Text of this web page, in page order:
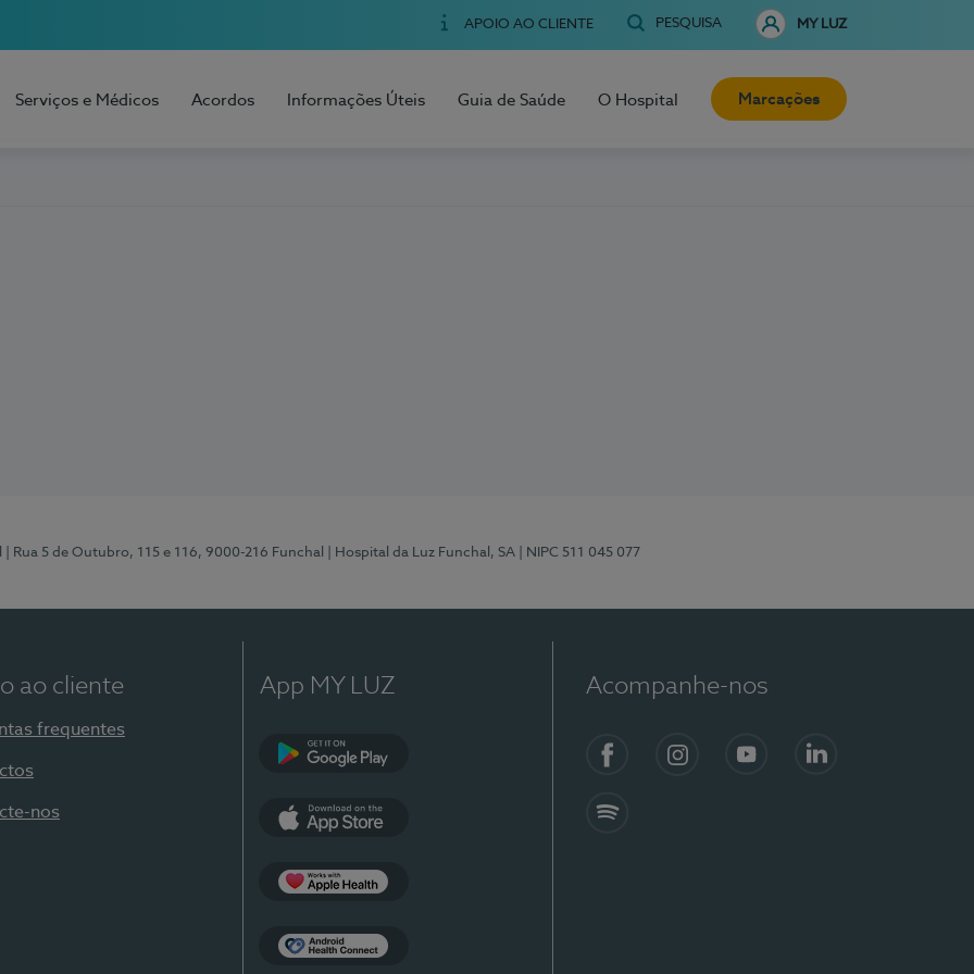
APOIO AO CLIENTE PESQUISA MY LUZ
Serviços e Médicos Acordos Informações Úteis Guia de Saúde O Hospital Marcações
| Rua 5 de Outubro, 115 e 116, 9000-216 Funchal | Hospital da Luz Funchal, SA | NIPC 511 045 077
ao cliente
frequentes
nos
App MY LUZ Acompanhe-nos